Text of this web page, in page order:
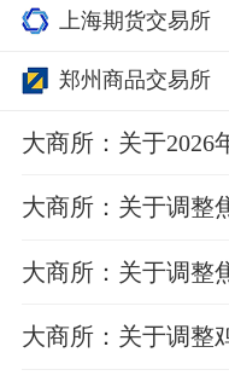
上海期货交易所
郑州商品交易所
大商所：关于2026
的通知
大商所：关于调整
平的通知
大商所：关于调整
知
大商所：关于调整